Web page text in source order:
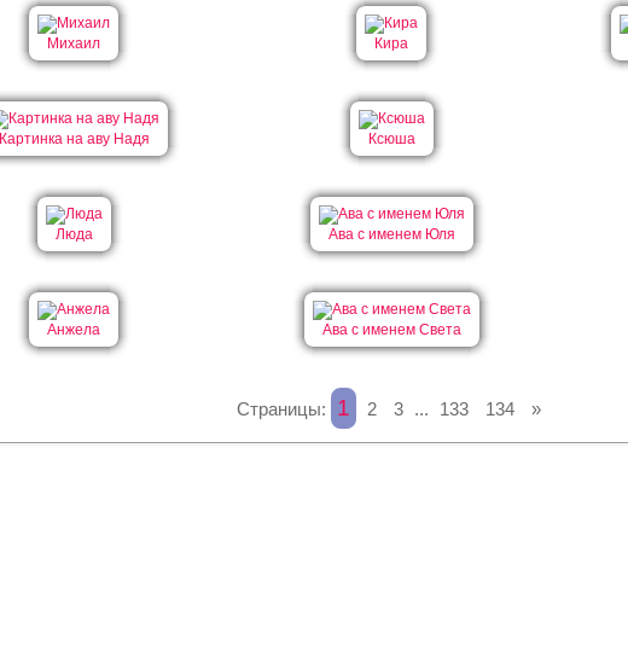
Михаил Кира
Картинка на аву Надя Ксюша
Люда Ава с именем Юля
Анжела Ава с именем Света
Страницы: 1 2 3 ... 133 134 »